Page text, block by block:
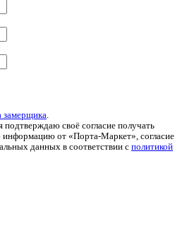
замерщика.
своё согласие получать
информацию от «Порта-Маркет», согласие
данных в соответствии с политикой